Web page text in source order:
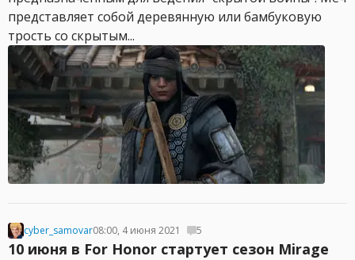
представляет собой деревянную или бамбуковую
трость со скрытым...
cyber_samovar08:00, 4 июня 2021 5
10 июня в For Honor стартует сезон Mirage